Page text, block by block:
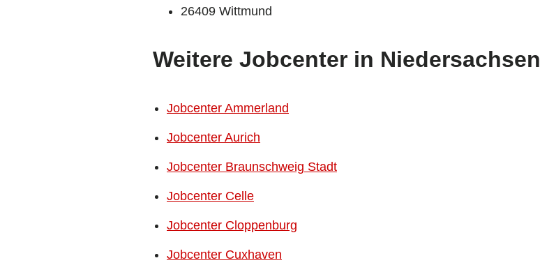
26409 Wittmund
Weitere Jobcenter in Niedersachsen
Jobcenter Ammerland
Jobcenter Aurich
Jobcenter Braunschweig Stadt
Jobcenter Celle
Jobcenter Cloppenburg
Jobcenter Cuxhaven